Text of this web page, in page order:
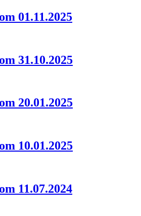
01.11.2025
31.10.2025
20.01.2025
10.01.2025
11.07.2024